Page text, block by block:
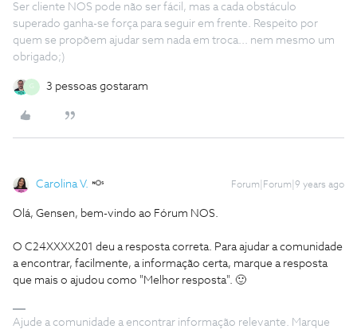
Ser cliente NOS pode não ser fácil, mas a cada obstáculo
superado ganha-se força para seguir em frente. Respeito por
quem se propõem ajudar sem nada em troca... nem mesmo um
obrigado;)
3 pessoas gostaram
Carolina V. Forum|Forum|9 years ago
Olá, Gensen, bem-vindo ao Fórum NOS.
O C24XXXX201 deu a resposta correta. Para ajudar a comunidade
a encontrar, facilmente, a informação certa, marque a resposta
que mais o ajudou como "Melhor resposta". 🙂
Ajude a comunidade a encontrar informação relevante. Marque